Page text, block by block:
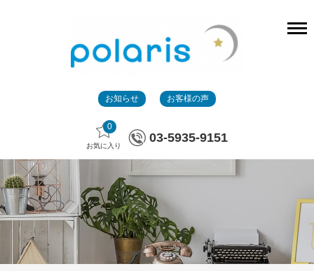
お知らせ お客様の声
0
お気に入り
03-5935-9151